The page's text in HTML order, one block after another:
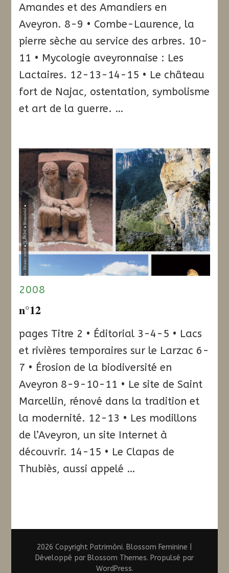
Amandes et des Amandiers en
Aveyron. 8-9 • Combe-Laurence, la
pierre sèche au service des arbres. 10-
11 • Mycologie aveyronnaise : Les
Lactaires. 12-13-14-15 • Le château
fort de Najac, ostentation, symbolisme
et art de la guerre. …
2008
n°12
pages Titre 2 • Éditorial 3-4-5 • Lacs
et rivières temporaires sur le Larzac 6-
7 • Érosion de la biodiversité en
Aveyron 8-9-10-11 • Le site de Saint
Marcellin, rénové dans la tradition et
la modernité. 12-13 • Les modillons
de l’Aveyron, un site Internet à
découvrir. 14-15 • Le Clapas de
Thubiès, aussi appelé …
2026 Copyright Patrimòni. Blossom Feminine |
Développé par Blossom Themes. Propulsé par
WordPress.